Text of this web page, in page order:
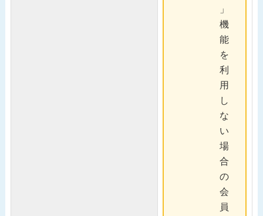
」
機
能
を
利
用
し
な
い
場
合
の
会
員